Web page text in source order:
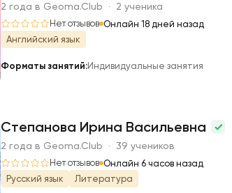
2 года в Geoma.Club · 2 ученика
Нет отзывов Онлайн 18 дней назад
Английский язык
Форматы занятий:Индивидуальные занятия
Степанова Ирина Васильевна
2 года в Geoma.Club · 39 учеников
Нет отзывов Онлайн 6 часов назад
Русский язык
Литература